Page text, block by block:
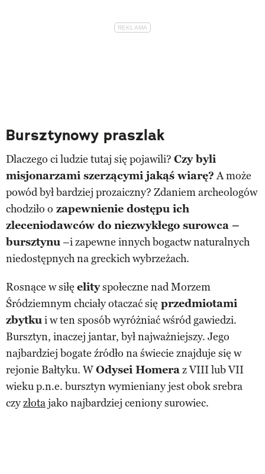
Bursztynowy praszlak
Dlaczego ci ludzie tutaj się pojawili? Czy byli
misjonarzami szerzącymi jakąś wiarę?A może
powód był bardziej prozaiczny? Zdaniem archeologów
chodziło o zapewnienie dostępu ich
zleceniodawców do niezwykłego surowca –
bursztynu–i zapewne innych bogactw naturalnych
niedostępnych na greckich wybrzeżach.
Rosnące w siłę elityspołeczne nad Morzem
Śródziemnym chciały otaczać się przedmiotami
zbytkui w ten sposób wyróżniać wśród gawiedzi.
Bursztyn, inaczej jantar, był najważniejszy. Jego
najbardziej bogate źródło na świecie znajduje się w
rejonie Bałtyku. WOdysei Homeraz VIII lub VII
wieku p.n.e. bursztyn wymieniany jest obok srebra
czyzłotajako najbardziej ceniony surowiec.